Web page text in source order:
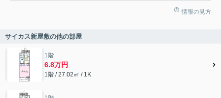
情報の見方
サイカス新屋敷の他の部屋
1階
6.8万円
1階 / 27.02㎡ / 1K